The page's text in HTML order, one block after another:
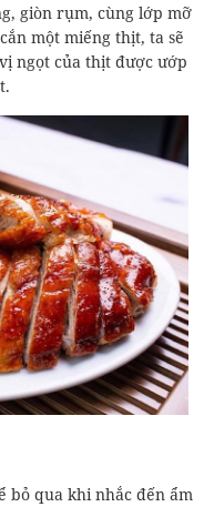
giòn rụm, cùng lớp mỡ
một miếng thịt, ta sẽ
ngọt của thịt được ướp
bỏ qua khi nhắc đến ẩm